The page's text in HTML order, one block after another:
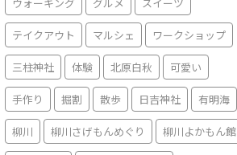
テイクアウト マルシェ ワークショップ
三柱神社 体験 北原白秋 可愛い
手作り 掘割 散歩 日吉神社 有明海
柳川 柳川さげもんめぐり 柳川よかもん館